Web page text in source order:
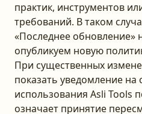
практик, инструментов
требований. В таком
«Последнее обновление»
опубликуем новую
При существенных
показать уведомление
использования Asli Tools
означает принятие